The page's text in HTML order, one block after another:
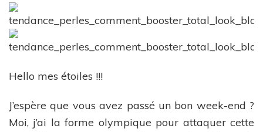
look
Hello mes étoiles !!!
J’espère que vous avez passé un bon week-end ?
Moi, j’ai la forme olympique pour attaquer cette